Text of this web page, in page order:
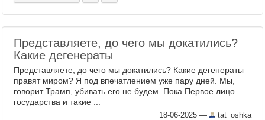
Представляете, до чего мы докатились?
Какие дегенераты
Представляете, до чего мы докатились? Какие дегенераты
правят миром? Я под впечатлением уже пару дней. Мы,
говорит Трамп, убивать его не будем. Пока Первое лицо
государства и такие ...
18-06-2025 — tat_oshka